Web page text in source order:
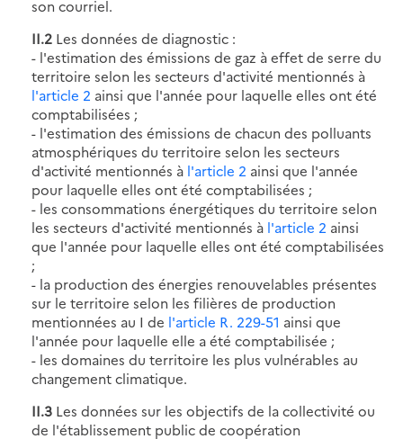
son courriel.
II.2 Les données de diagnostic :
- l'estimation des émissions de gaz à effet de serre du
territoire selon les secteurs d'activité mentionnés à
l'article 2 ainsi que l'année pour laquelle elles ont été
comptabilisées ;
- l'estimation des émissions de chacun des polluants
atmosphériques du territoire selon les secteurs
d'activité mentionnés à l'article 2 ainsi que l'année
pour laquelle elles ont été comptabilisées ;
- les consommations énergétiques du territoire selon
les secteurs d'activité mentionnés à l'article 2 ainsi
que l'année pour laquelle elles ont été comptabilisées
;
- la production des énergies renouvelables présentes
sur le territoire selon les filières de production
mentionnées au I de l'article R. 229-51 ainsi que
l'année pour laquelle elle a été comptabilisée ;
- les domaines du territoire les plus vulnérables au
changement climatique.
II.3 Les données sur les objectifs de la collectivité ou
de l'établissement public de coopération